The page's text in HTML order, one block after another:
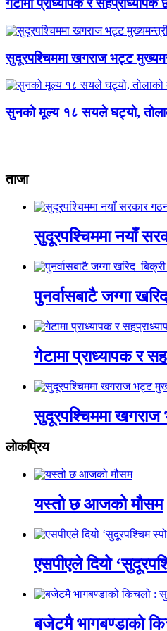
गेटामा प्राध्यापक र सहप्राध्यापक
सुदूरपश्चिममा खगराज भट्ट
सुनको मूल्य १८ सयले घट्यो,
ताजा
सुदूरपश्चिममा नयाँ
पुनर्वासबाटै जग्गा
गेटामा प्राध्यापक र
सुदूरपश्चिममा खगराज
लाेकप्रिय
यस्तो छ आजको मौसम
एसपीएले दियो
बजेटमै भागबण्डाको